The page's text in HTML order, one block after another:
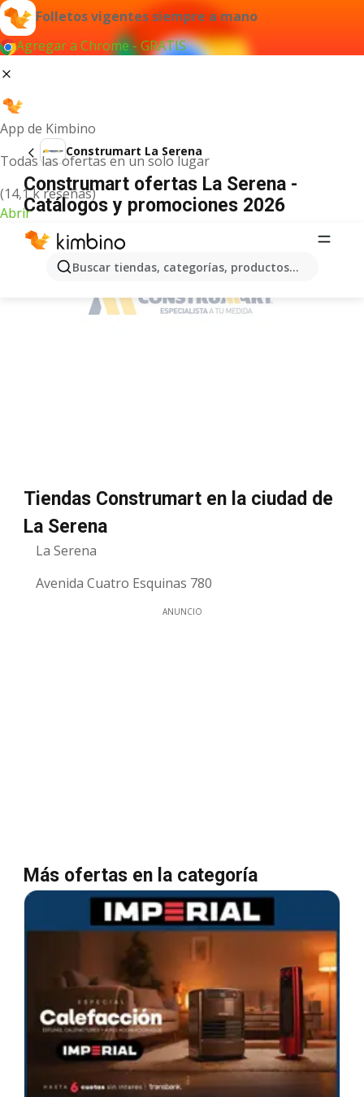
Folletos vigentes siempre a mano
Agregar a Chrome - GRATIS
App de Kimbino
Todas las ofertas en un solo lugar
(14,1 k reseñas)
Abrir
Buscar tiendas, categorías, productos...
Construmart La Serena
Construmart ofertas La Serena -
Catálogos y promociones 2026
Tiendas Construmart en la ciudad de
La Serena
La Serena
Avenida Cuatro Esquinas 780
ANUNCIO
Más ofertas en la categoría